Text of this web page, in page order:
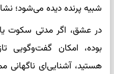
شبیه پرنده دیده می‌شود؛
در عشق، اگر مدتی سکوت
بوده، امکان گفت‌وگویی
هستید، آشنایی‌ای